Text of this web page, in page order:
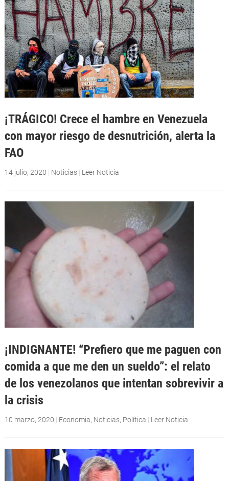
¡TRÁGICO! Crece el hambre en Venezuela
con mayor riesgo de desnutrición, alerta la
FAO
14 julio, 2020 | Noticias | Leer Noticia
¡INDIGNANTE! “Prefiero que me paguen con
comida a que me den un sueldo”: el relato
de los venezolanos que intentan sobrevivir a
la crisis
10 marzo, 2020 | Economia, Noticias, Política | Leer Noticia